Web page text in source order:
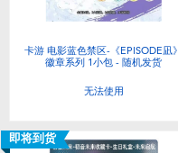
卡游 电影蓝色禁区-《EPISODE凪》
徽章系列 1小包 - 随机发货
无法使用
即将到货